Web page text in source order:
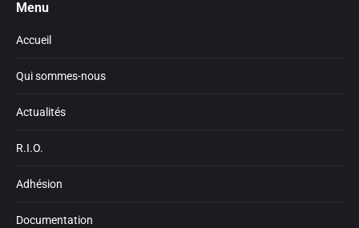
opens
window
in
window
Menu
Accueil
Qui sommes-nous
Actualités
R.I.O.
Adhésion
Documentation